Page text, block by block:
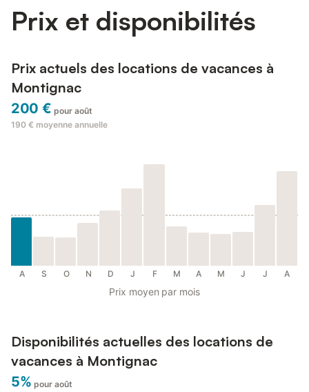
Prix et disponibilités
Prix actuels des locations de vacances à
Montignac
200 € pour août
190 € moyenne annuelle
A S O N D J F M A M J J A
Prix moyen par mois
Disponibilités actuelles des locations de
vacances à Montignac
5% pour août